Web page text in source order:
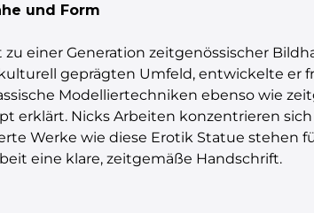
und Form
zu einer Generation zeitgenössischer
geprägten Umfeld, entwickelte er
Modelliertechniken ebenso wie
erklärt. Nicks Arbeiten konzentrieren
Werke wie diese Erotik Statue stehen
eine klare, zeitgemäße Handschrift.